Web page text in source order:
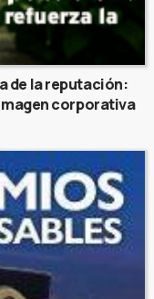
de la reputación:
corporativa